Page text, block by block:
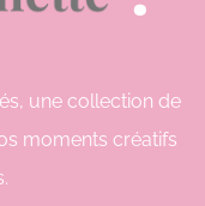
une collection de
moments créatifs